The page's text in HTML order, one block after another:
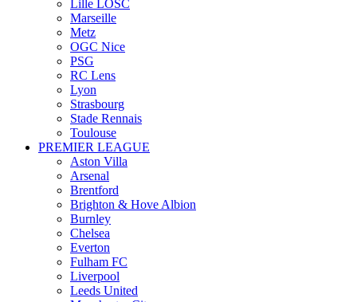
Lille LOSC
Marseille
Metz
OGC Nice
PSG
RC Lens
Lyon
Strasbourg
Stade Rennais
Toulouse
PREMIER LEAGUE
Aston Villa
Arsenal
Brentford
Brighton & Hove Albion
Burnley
Chelsea
Everton
Fulham FC
Liverpool
Leeds United